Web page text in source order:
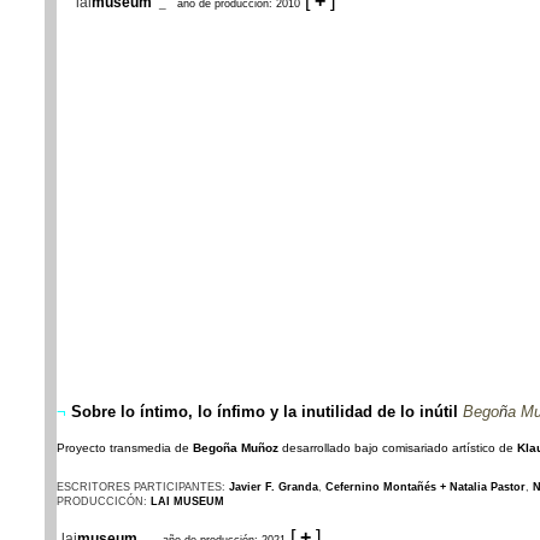
año de producción: 2010
¬ Sobre lo íntimo, lo ínfimo y la inutilidad de lo inútil Begoña
Proyecto transmedia de Begoña Muñozdesarrollado bajo comisariado artístico de
ESCRITORES PARTICIPANTES: Javier F. Granda, Cefernino Montañés + Natalia Pastor,
PRODUCCICÓN: LAI MUSEUM